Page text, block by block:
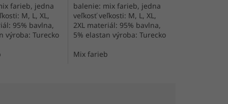
farieb, jedna
M, L, XL,
95% bavlna,
výroba: Turecko
balenie: mix farieb, jedna
veľkosť veľkosti: M, L, XL,
2XL materiál: 95% bavlna,
5% elastan výroba: Turecko
Mix farieb